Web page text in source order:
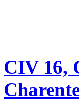
CIV 16,